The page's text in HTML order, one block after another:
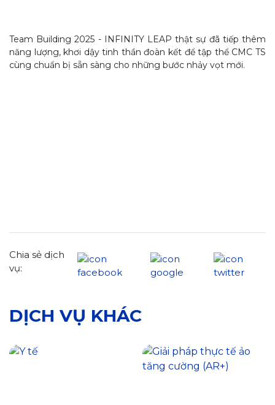
Team Building 2025 - INFINITY LEAP thật sự đã tiếp thêm
năng lượng, khơi dậy tinh thần đoàn kết để tập thể CMC TS
cùng chuẩn bị sẵn sàng cho những bước nhảy vọt mới.
Chia sẻ dịch
vụ:
DỊCH VỤ KHÁC